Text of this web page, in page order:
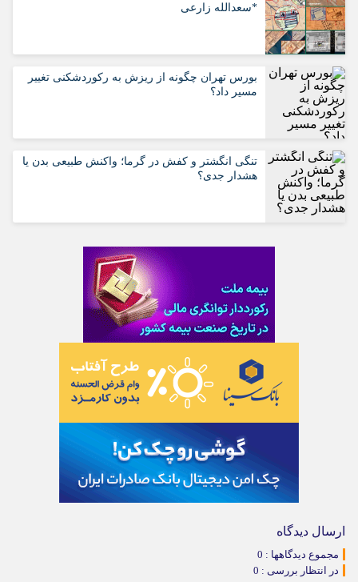
*سعدالله زارعی
بورس تهران چگونه از ریزش به رکوردشکنی تغییر
مسیر داد؟
تنگی انگشتر و کفش در گرما؛ واکنش طبیعی بدن یا
هشدار جدی؟
ارسال دیدگاه
مجموع دیدگاهها : 0
در انتظار بررسی : 0